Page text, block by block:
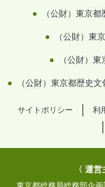
（公財）東京
（公財）東
（公財）
（公財）東京都歴史
サイトポリシー 利
〈 運